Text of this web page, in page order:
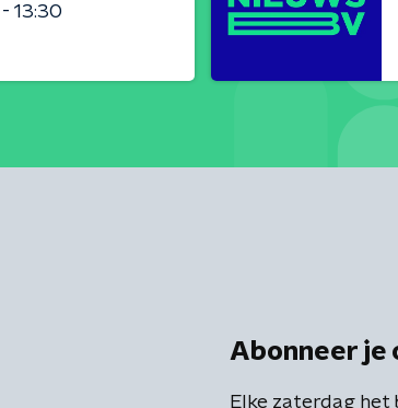
13:30
Abonneer je
Elke zaterdag het